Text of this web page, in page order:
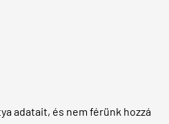
adatait, és nem férünk hozzá